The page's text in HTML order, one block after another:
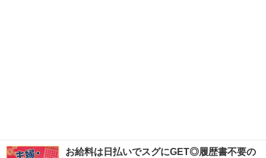
お給料は日払いでスグにGET◎履歴書不要の